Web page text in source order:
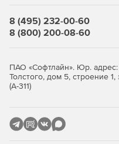
8 (495) 232-00-60
8 (800) 200-08-60
ПАО «Софтлайн». Юр. адрес:
Толстого, дом 5, строение
(А-311)